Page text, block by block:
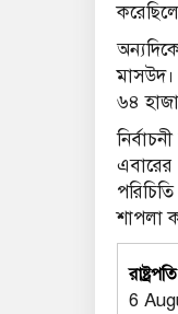
মাসউদ।
৬৪
এবারের
শাপলা
6